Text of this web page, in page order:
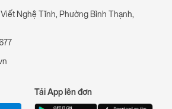
Nghệ Tĩnh, Phường Bình Thạnh,
Tải App lên đơn